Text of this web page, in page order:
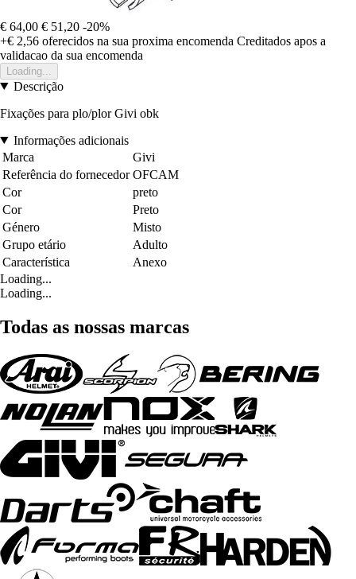
€ 64,00 € 51,20 -20%
+€ 2,56 oferecidos na sua proxima encomenda Creditados apos a
validacao da sua encomenda
Loading...
Descrição
Fixações para plo/plor Givi obk
Informações adicionais
Marca
Givi
Referência do fornecedor OFCAM
Cor
preto
Cor
Preto
Género
Misto
Grupo etário
Adulto
Característica
Anexo
Loading...
Loading...
Todas as nossas marcas